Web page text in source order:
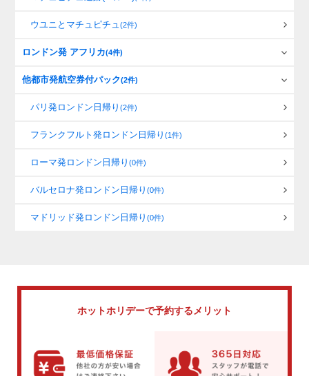
ウユニとマチュピチュ(2件)
ロンドン発 アフリカ(4件)
他都市発航空券付パック(2件)
パリ発ロンドン日帰り(2件)
フランクフルト発ロンドン日帰り(1件)
ローマ発ロンドン日帰り(0件)
バルセロナ発ロンドン日帰り(0件)
マドリッド発ロンドン日帰り(0件)
ホットホリデーで予約するメリット